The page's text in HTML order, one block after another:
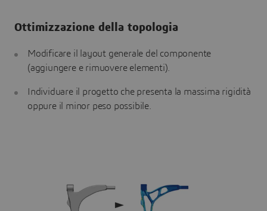
Ottimizzazione della topologia
Modificare il layout generale del componente
(aggiungere e rimuovere elementi).
Individuare il progetto che presenta la massima rigidità
oppure il minor peso possibile.